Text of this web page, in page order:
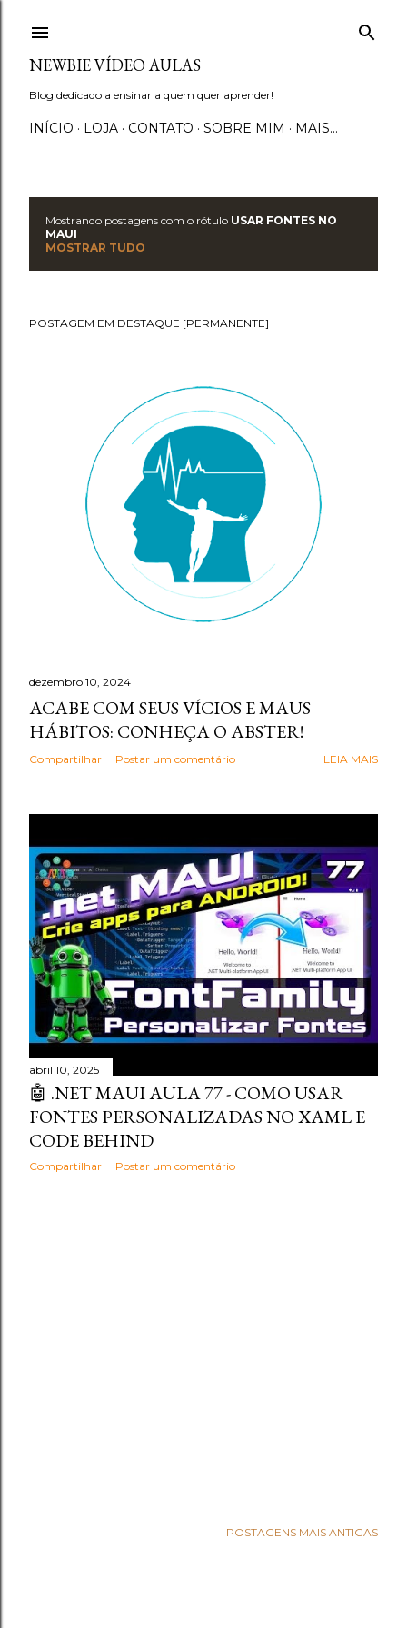
NEWBIE VÍDEO AULAS
Blog dedicado a ensinar a quem quer aprender!
INÍCIO LOJA CONTATO SOBRE MIM MAIS…
o
Mostrando postagens com o rótulo USAR FONTES NO
MAUI
MOSTRAR TUDO
POSTAGEM EM DESTAQUE [PERMANENTE]
dezembro 10, 2024
ACABE COM SEUS VÍCIOS E MAUS
HÁBITOS: CONHEÇA O ABSTER!
Compartilhar Postar um comentário LEIA MAIS
abril 10, 2025
🤖 .NET MAUI AULA 77 - COMO USAR
FONTES PERSONALIZADAS NO XAML E
CODE BEHIND
Compartilhar Postar um comentário
POSTAGENS MAIS ANTIGAS